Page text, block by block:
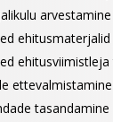
arvestamine
tasandamine